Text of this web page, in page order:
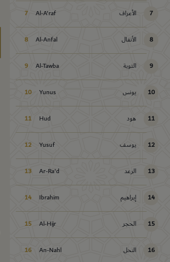
7 الأعراف Al-A'raf
7
8 الأنفال Al-Anfal
8
9 التوبة Al-Tawba
9
10 يونس Yunus
10
11 هود Hud
11
12 يوسف Yusuf
12
13 الرعد Ar-Ra'd
13
14 إبراهيم Ibrahim
14
15 الحجر Al-Hijr
15
16 النحل An-Nahl
16